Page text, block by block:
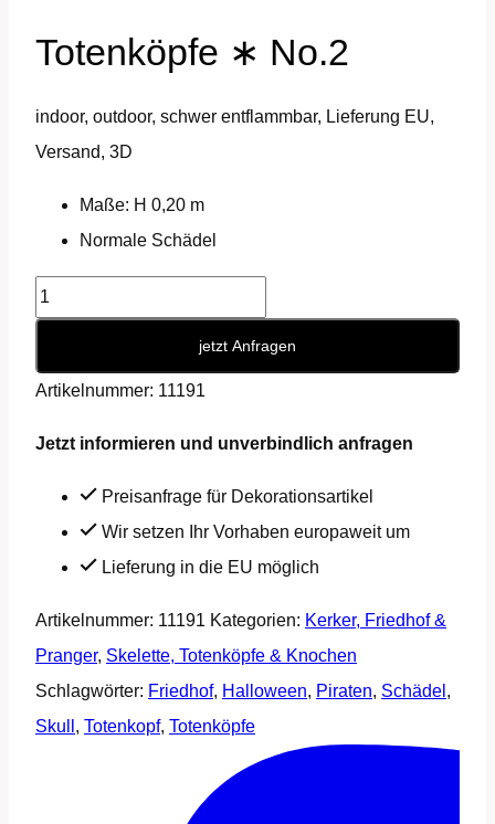
Totenköpfe ∗ No.2
indoor, outdoor, schwer entflammbar, Lieferung EU,
Versand, 3D
Maße: H 0,20 m
Normale Schädel
Totenköpfe
∗
Menge
jetzt Anfragen
Artikelnummer: 11191
Jetzt informieren und unverbindlich anfragen
Preisanfrage für Dekorationsartikel
Wir setzen Ihr Vorhaben europaweit um
Lieferung in die EU möglich
Artikelnummer: 11191 Kategorien: Kerker, Friedhof &
Pranger, Skelette, Totenköpfe & Knochen
Schlagwörter: Friedhof, Halloween, Piraten, Schädel ,
Skull , Totenkopf, Totenköpfe